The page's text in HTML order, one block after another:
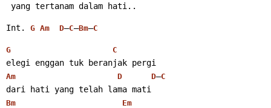
yang tertanam dalam hati..
Int. G Am D–C–Bm–C
G C
elegi enggan tuk beranjak pergi
Am D D–C
dari hati yang telah lama mati
Bm Em